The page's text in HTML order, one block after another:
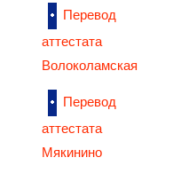
Перевод
аттестата
Волоколамская
Перевод
аттестата
Мякинино